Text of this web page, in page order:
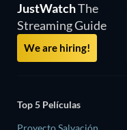
JustWatchThe
Streaming Guide
We are hiring!
Top 5 Películas
Proyecto Salvación